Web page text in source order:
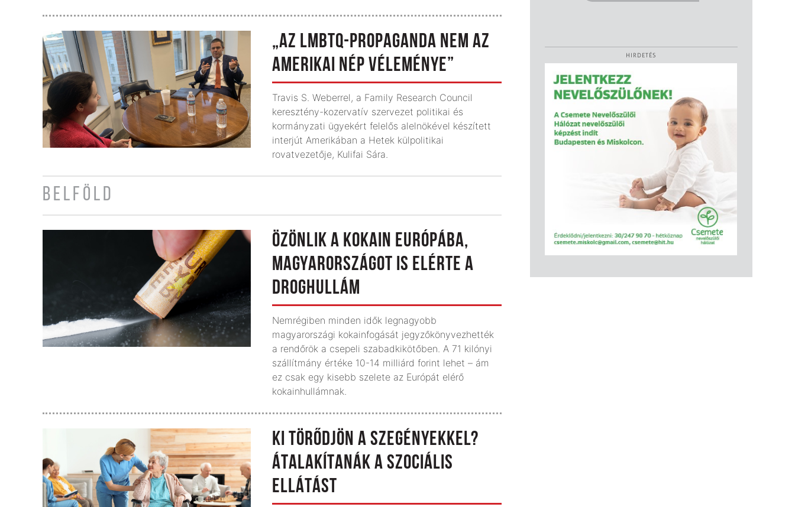
„AZ LMBTQ-PROPAGANDA NEM AZ
AMERIKAI NÉP VÉLEMÉNYE”
Travis S. Weberrel, a Family Research Council
keresztény-kozervatív szervezet politikai és
kormányzati ügyekért felelős alelnökével készített
interjút Amerikában a Hetek külpolitikai
rovatvezetője, Kulifai Sára.
BELFÖLD
ÖZÖNLIK A KOKAIN EURÓPÁBA,
MAGYARORSZÁGOT IS ELÉRTE A
DROGHULLÁM
Nemrégiben minden idők legnagyobb
magyarországi kokainfogását jegyzőkönyvezhették
a rendőrök a csepeli szabadkikötőben. A 71 kilónyi
szállítmány értéke 10-14 milliárd forint lehet – ám
ez csak egy kisebb szelete az Európát elérő
kokainhullámnak.
KI TÖRŐDJÖN A SZEGÉNYEKKEL?
ÁTALAKÍTANÁK A SZOCIÁLIS
ELLÁTÁST
HIRDETÉS